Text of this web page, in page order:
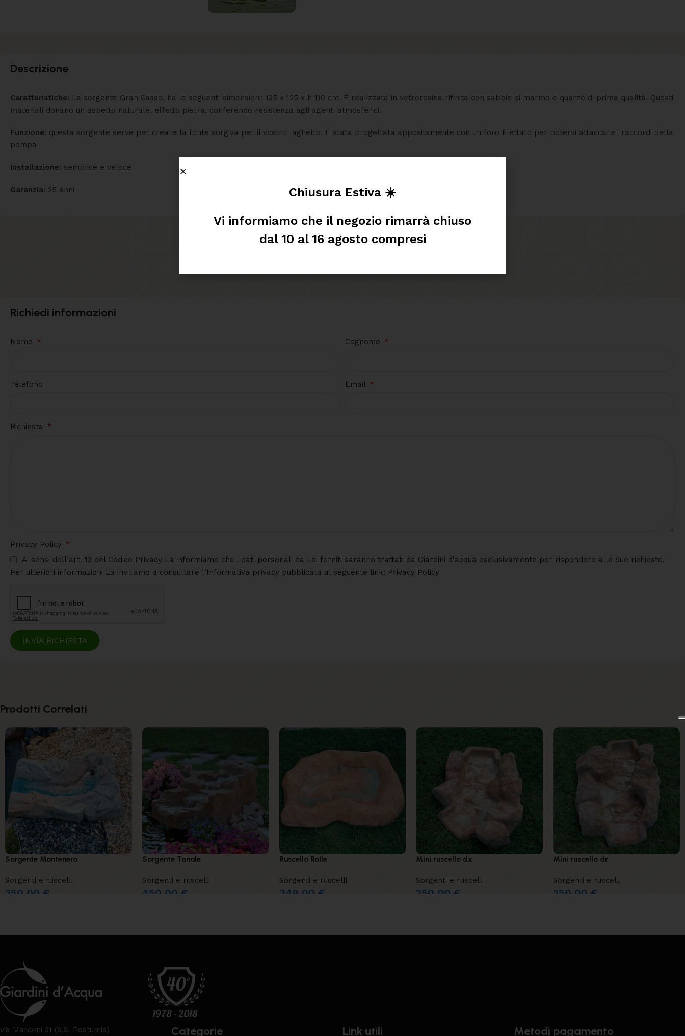
Descrizione
Caratteristiche: La sorgente Gran Sasso, ha le seguenti dimensioni: 135 x 125 x h 110 cm. É realizzata in vetroresina rifinita con sabbie di marmo e quarzo di prima qualità. Questi
materiali donano un aspetto naturale, effetto pietra, conferendo resistenza agli agenti atmosferici.
Funzione: questa sorgente serve per creare la fonte sorgiva per il vostro laghetto. É stata progettata appositamente con un foro filettato per potervi attaccare i raccordi della
pompa
Installazione: semplice e veloce
Garanzia: 25 anni
Richiedi informazioni
Nome Cognome
Telefono Email
Richiesta
Privacy Policy
Ai sensi dell’art. 13 del Codice Privacy La informiamo che i dati personali da Lei forniti saranno trattati da Giardini d'acqua esclusivamente per rispondere alle Sue richieste.
Per ulteriori informazioni La invitiamo a consultare l’Informativa privacy pubblicata al seguente link: Privacy Policy
INVIA RICHIESTA
Prodotti Correlati
Sorgente Montenero
Sorgenti e ruscelli
250,00 €
Sorgente Tonale
Sorgenti e ruscelli
450,00 €
Ruscello Rolle
Sorgenti e ruscelli
349,00 €
Mini ruscello dx
Sorgenti e ruscelli
250,00€
Mini ruscello dr
Sorgenti e ruscelli
250,00€
via Marconi 31 (S.S. Postumia) Categorie Link utili Metodi pagamento
Chiusura Estiva ☀️
Vi informiamo che il negozio rimarrà chiuso
dal 10 al 16 agosto compresi